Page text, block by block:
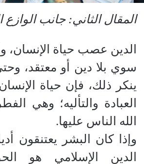
​المقال الثاني: جانب الوازع
​الدين عصب حياة الإنسان،
سوي بلا دين أو معتقد،
ينكر ذلك، فإن حياة
العبادة والتأليه؛ وهي
الله الناس عليها.
​وإذا كان البشر يعتنقون
الدين الإسلامي هو